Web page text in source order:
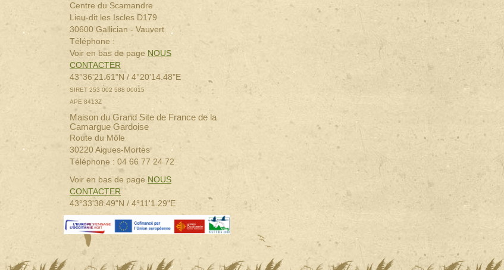
Centre du Scamandre
Lieu-dit les Iscles D179
30600 Gallician - Vauvert
Téléphone :
Voir en bas de page NOUS
CONTACTER
43°36'21.61"N / 4°20'14.48"E
SIRET 253 002 588 00015
APE 8413Z
Maison du Grand Site de France de la
Camargue Gardoise
Route du Môle
30220 Aigues-Mortes
Téléphone : 04 66 77 24 72
Voir en bas de page NOUS
CONTACTER
43°33'38.49"N / 4°11'1.29"E